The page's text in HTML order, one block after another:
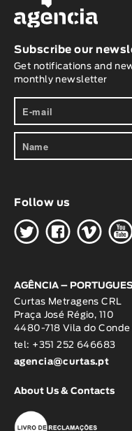
Subscribe our
Get notifications and
monthly newsletter
Follow us
HGW
AGÊNCIA –
Curtas Metragens CRL
Praça José Régio, 110
4480-718 Vila do
tel: +351 252 646683
agencia@curtas.pt
About Us & Contacts